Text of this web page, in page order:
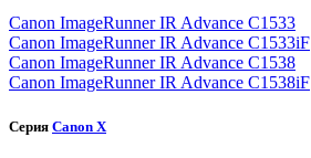
Canon ImageRunner IR Advance C1533
Canon ImageRunner IR Advance C1533iF
Canon ImageRunner IR Advance C1538
Canon ImageRunner IR Advance C1538iF
Серия Canon X